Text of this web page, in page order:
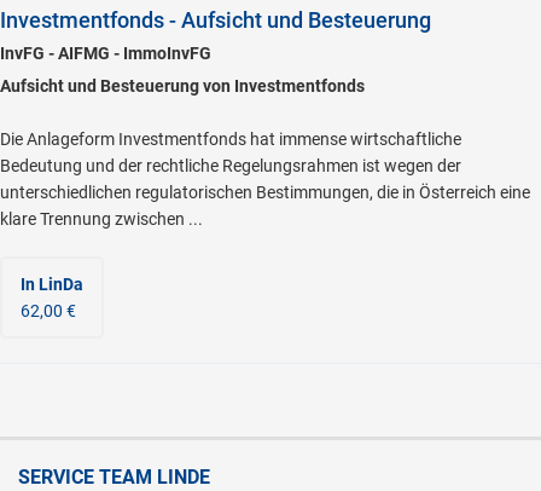
Investmentfonds - Aufsicht und Besteuerung
InvFG - AIFMG - ImmoInvFG
Aufsicht und Besteuerung von Investmentfonds
Die Anlageform Investmentfonds hat immense wirtschaftliche
Bedeutung und der rechtliche Regelungsrahmen ist wegen der
unterschiedlichen regulatorischen Bestimmungen, die in Österreich eine
klare Trennung zwischen ...
In LinDa
62,00 €
SERVICE TEAM LINDE